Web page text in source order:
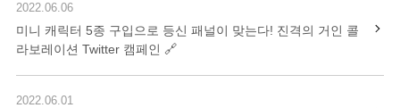
2022.06.06
미니 캐릭터 5종 구입으로 등신 패널이 맞는다! 진격의 거인 콜
라보레이션 Twitter 캠페인
2022.06.01